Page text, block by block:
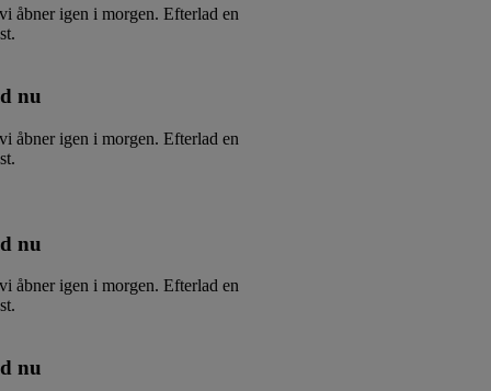
åbner igen i morgen. Efterlad en
nu
åbner igen i morgen. Efterlad en
nu
åbner igen i morgen. Efterlad en
nu